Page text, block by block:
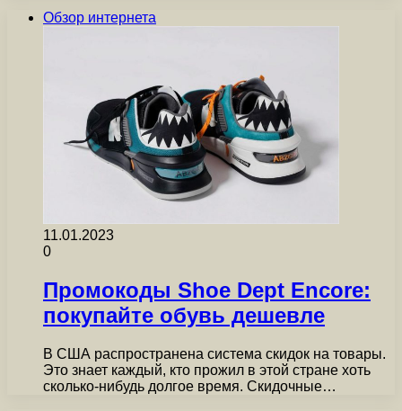
Обзор интернета
11.01.2023
0
Промокоды Shoe Dept Encore:
покупайте обувь дешевле
В США распространена система скидок на товары.
Это знает каждый, кто прожил в этой стране хоть
сколько-нибудь долгое время. Скидочные…